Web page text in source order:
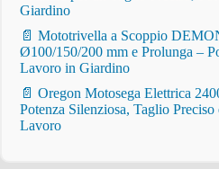
Giardino
📄 Mototrivella a Scoppio
Ø100/150/200 mm e Prolunga –
Lavoro in Giardino
📄 Oregon Motosega Elettrica
Potenza Silenziosa, Taglio
Lavoro